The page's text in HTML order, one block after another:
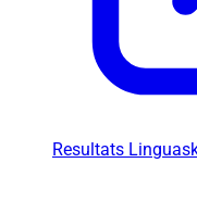
Resultats